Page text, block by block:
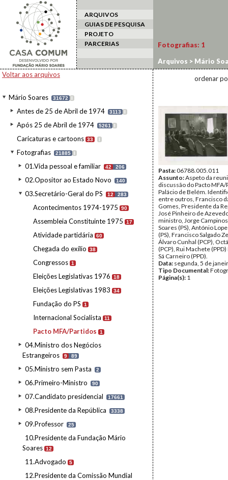
ARQUIVOS
GUIAS DE PESQUISA
PROJETO
PARCERIAS
Voltar aos arquivos
Mário Soares 31672 I
Antes de 25 de Abril de 1974 3113 I
Após 25 de Abril de 1974 5261 I
Caricaturas e cartoons 33 I
Fotografias 21885 I
01.Vida pessoal e familiar 42 206
02.Opositor ao Estado Novo 140
03.Secretário-Geral do PS 12 283
Acontecimentos 1974-1975 90
Assembleia Constituinte 1975 17
Atividade partidária 60
Chegada do exílio 38
Congressos 1
Eleições Legislativas 1976 18
Eleições Legislativas 1983 34
Fundação do PS 1
Internacional Socialista 11
Pacto MFA/Partidos 1
04.Ministro dos Negócios
Estrangeiros
9 89
05.Ministro sem Pasta 2
06.Primeiro-Ministro 90
07.Candidato presidencial 17661
08.Presidente da República 3338
09.Professor 25
10.Presidente da Fundação Mário
Soares 12
11.Advogado 5
12.Presidente da Comissão Mundial
Fotografias: 1
Arquivos > Mário
ordenar
Pasta:06788.005.011
Assunto:Aspeto da
discussão do Pacto
Palácio de Belém.
entre outros, Francisco
Gomes, Presidente da
José Pinheiro de
ministro, Jorge
Soares (PS), António
(PS), Francisco Salgado
Álvaro Cunhal (PCP),
(PCP), Rui Machete
Sá Carneiro (PPD).
Data: segunda, 5 de
Tipo Documental:
Página(s): 1